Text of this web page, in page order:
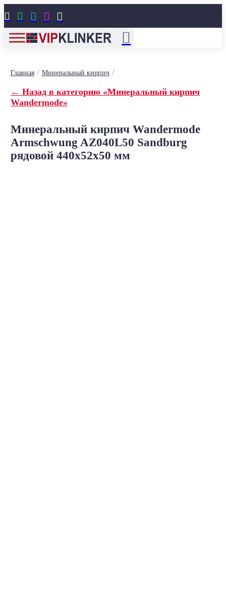
    
Главная/ Минеральный кирпич/
← Назад в категорию «Минеральный кирпич
Wandermode»
Минеральный кирпич Wandermode
Armschwung AZ040L50 Sandburg
рядовой 440x52x50 мм